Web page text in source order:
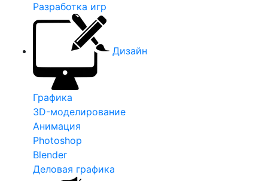
Разработка игр
Дизайн
Графика
3D-моделирование
Анимация
Photoshop
Blender
Деловая графика